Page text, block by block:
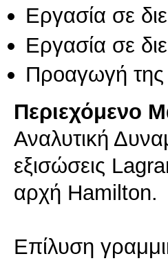
Εργασία σε
Εργασία σε
Προαγωγή της
Περιεχόμενο
Αναλυτική
εξισώσεις
αρχή Hamilton.
Επίλυση